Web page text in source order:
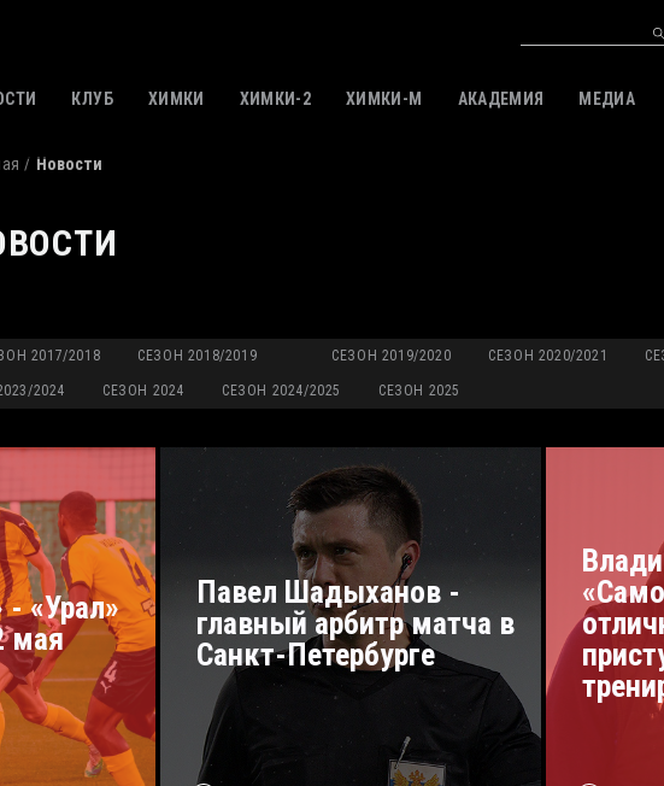
КЛУБ ХИМКИ ХИМКИ-2 ХИМКИ-M АКАДЕМИЯ МЕДИА
Новости
2017/2018 СЕЗОН 2018/2019 СЕЗОН 2019/2020 СЕЗОН 2020/2021
2024 СЕЗОН 2024 СЕЗОН 2024/2025 СЕЗОН 2025
«Урал»
мая
Павел Шадыханов -
главный арбитр матча в
Санкт-Петербурге